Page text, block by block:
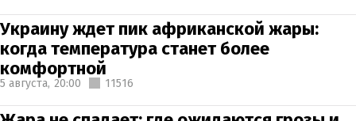
Украину ждет пик африканской жары:
когда температура станет более
комфортной
5 августа, 20:00 11516